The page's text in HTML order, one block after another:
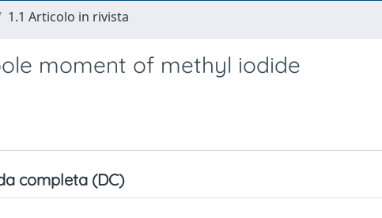
1.1 Articolo in rivista
moment of methyl iodide
completa (DC)